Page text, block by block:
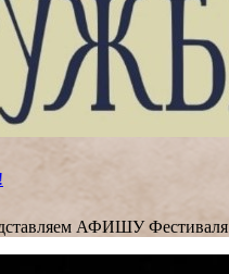
АФИШУ Фестиваля